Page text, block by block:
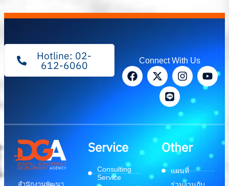
Hotline: 02-
612-6060 Connect With Us
สำนักงานพัฒนา
Service
Consulting
Service
Other
แผนที่